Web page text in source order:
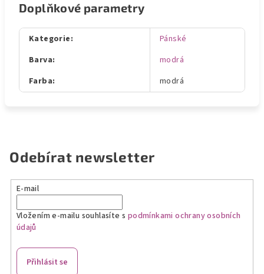
Doplňkové parametry
Kategorie:
Pánské
Barva:
modrá
Farba: modrá
Odebírat newsletter
E-mail
Vložením e-mailu souhlasíte s podmínkami ochrany osobních
údajů
Přihlásit se